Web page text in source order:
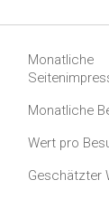
Monatliche
Monatliche
Wert pro
Geschätzter